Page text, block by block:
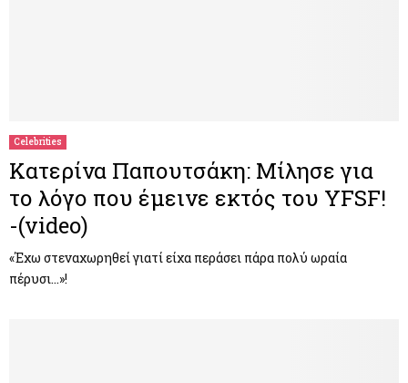
Celebrities
Κατερίνα Παπουτσάκη: Μίλησε για
το λόγο που έμεινε εκτός του YFSF!
-(video)
«Έχω στεναχωρηθεί γιατί είχα περάσει πάρα πολύ ωραία
πέρυσι…»!